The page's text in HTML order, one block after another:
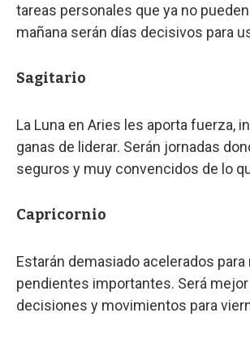
tareas personales que ya no
mañana serán días decisivos para
Sagitario
La Luna en Aries les aporta fuerza,
ganas de liderar. Serán jornadas
seguros y muy convencidos de lo
Capricornio
Estarán demasiado acelerados
pendientes importantes. Será
decisiones y movimientos para